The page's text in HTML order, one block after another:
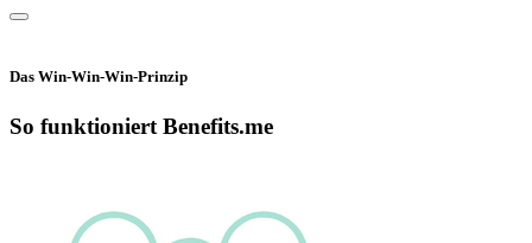
Das Win-Win-Win-Prinzip
So funktioniert Benefits.me